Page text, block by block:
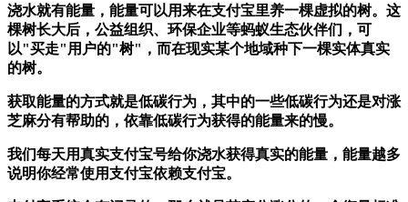
浇水就有能量，能量可以用来在支付宝里养一棵虚拟的树。这
棵树长大后，公益组织、环保企业等蚂蚁生态伙伴们，可
以"买走"用户的"树"，而在现实某个地域种下一棵实体真实
的树。
获取能量的方式就是低碳行为，其中的一些低碳行为还是对涨
芝麻分有帮助的，依靠低碳行为获得的能量来的慢。
我们每天用真实支付宝号给你浇水获得真实的能量，能量越多
说明你经常使用支付宝依赖支付宝。